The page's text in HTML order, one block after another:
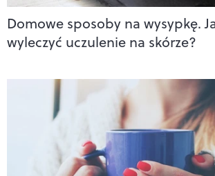
Domowe sposoby na wysypkę.
wyleczyć uczulenie na skórze?